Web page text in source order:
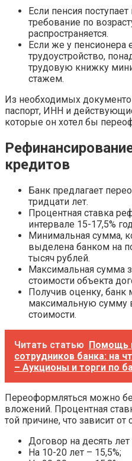
Если пенсия
требование по
распространяется.
Если же у пенсионера
трудоустройство,
трудовую книжку
стажем.
Из необходимых
паспорт, ИНН и
которые он хотел бы
кредитов
Банк предлагает
тридцати лет.
Процентная ставка
интервале 15-17,5%
Минимальная сумма,
выделена банком на
тысяч рублей.
Максимальная сумма
стоимости объекта
Получив оценку,
максимальную сумму
стоимости.
Читать статью Помощь
сотрудников банка: на
– Аукционы и торги по
Переоформляться можно
вложений. Процентная
той причине, что зависит
Договор на десять лет
На 10-20 лет – 15,5%;